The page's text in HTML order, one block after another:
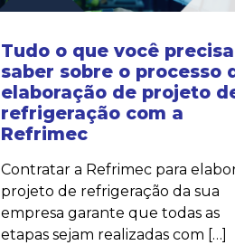
Tudo o que você precisa
saber sobre o processo
elaboração de projeto
refrigeração com a
Refrimec
Contratar a Refrimec para
projeto de refrigeração da sua
empresa garante que todas as
etapas sejam realizadas com […]